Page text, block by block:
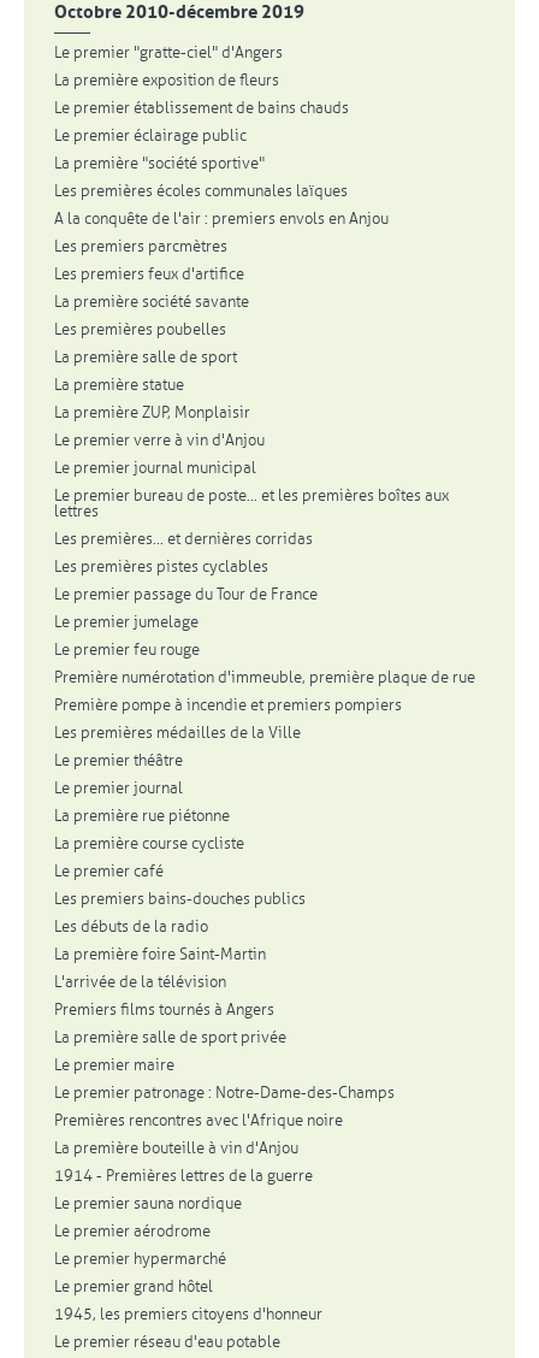
Octobre 2010-décembre 2019
Le premier "gratte-ciel" d'Angers
La première exposition de fleurs
Le premier établissement de bains chauds
Le premier éclairage public
La première "société sportive"
Les premières écoles communales laïques
A la conquête de l'air : premiers envols en Anjou
Les premiers parcmètres
Les premiers feux d'artifice
La première société savante
Les premières poubelles
La première salle de sport
La première statue
La première ZUP, Monplaisir
Le premier verre à vin d'Anjou
Le premier journal municipal
Le premier bureau de poste... et les premières boîtes aux
lettres
Les premières... et dernières corridas
Les premières pistes cyclables
Le premier passage du Tour de France
Le premier jumelage
Le premier feu rouge
Première numérotation d'immeuble, première plaque de rue
Première pompe à incendie et premiers pompiers
Les premières médailles de la Ville
Le premier théâtre
Le premier journal
La première rue piétonne
La première course cycliste
Le premier café
Les premiers bains-douches publics
Les débuts de la radio
La première foire Saint-Martin
L'arrivée de la télévision
Premiers films tournés à Angers
La première salle de sport privée
Le premier maire
Le premier patronage : Notre-Dame-des-Champs
Premières rencontres avec l'Afrique noire
La première bouteille à vin d'Anjou
1914 - Premières lettres de la guerre
Le premier sauna nordique
Le premier aérodrome
Le premier hypermarché
Le premier grand hôtel
1945, les premiers citoyens d'honneur
Le premier réseau d'eau potable